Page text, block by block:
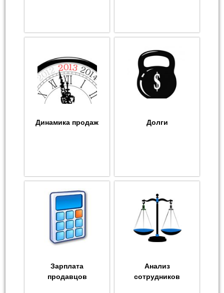
Динамика продаж Долги
Зарплата
продавцов
Анализ
сотрудников